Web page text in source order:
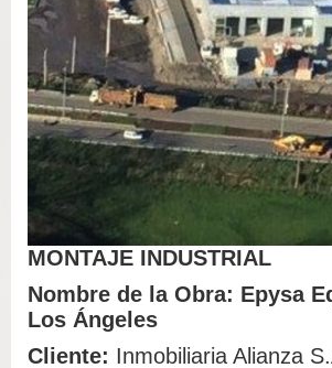
MONTAJE INDUSTRIAL
Nombre de la Obra: Epysa
Los Ángeles
Cliente: Inmobiliaria Alianza